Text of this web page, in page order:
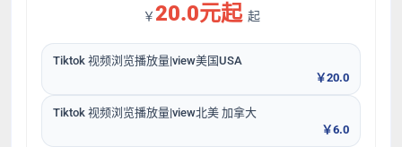
￥20.0元起 起
Tiktok 视频浏览播放量|view美国USA
￥20.0
Tiktok 视频浏览播放量|view北美 加拿大
￥6.0